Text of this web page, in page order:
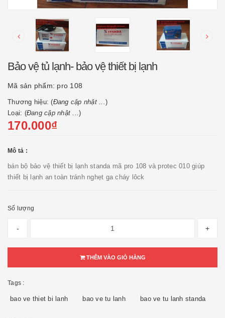
Bảo vệ tủ lạnh- bảo vệ thiết bị lạnh
Mã sản phẩm: pro 108
Thương hiệu: (Đang cập nhật ...)
Loại: (Đang cập nhật ...)
170.000₫
Mô tả :
bán bộ bảo vệ thiết bị lạnh standa mã pro 108 và protec 010 giúp
thiết bị lạnh an toàn tránh nghẹt ga cháy lôck
Số lượng
- +
THÊM VÀO GIỎ HÀNG
Tags :
bao ve thiet bi lanh bao ve tu lanh bao ve tu lanh standa